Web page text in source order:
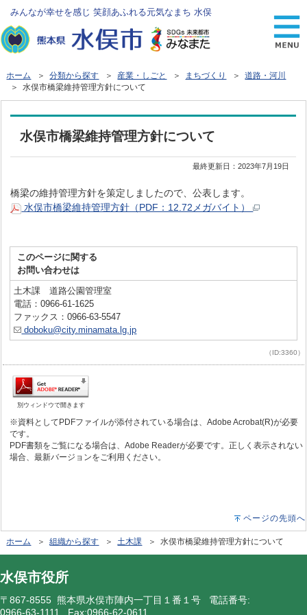
みんなが幸せを感じ 笑顔あふれる元気なまち 水俣
ホーム ＞分類から探す ＞ 産業・しごと ＞ まちづくり ＞道路・河川
＞ 水俣市橋梁維持管理方針について
水俣市橋梁維持管理方針について
最終更新日：2023年7月19日
橋梁の維持管理方針を策定しましたので、公表します。
水俣市橋梁維持管理方針（PDF：12.72メガバイト）
このページに関する
お問い合わせは
土木課 道路公園管理室
電話：0966-61-1625
ファックス：0966-63-5547
doboku@city.minamata.lg.jp
（ID:3360）
別ウィンドウで開きます
※資料としてPDFファイルが添付されている場合は、Adobe Acrobat(R)が必要
です。
PDF書類をご覧になる場合は、Adobe Readerが必要です。正しく表示されない
場合、最新バージョンをご利用ください。
ページの先頭へ
ホーム ＞組織から探す ＞土木課 ＞ 水俣市橋梁維持管理方針について
水俣市役所
〒867-8555 熊本県水俣市陣内一丁目１番１号 電話番号:
0966-63-1111
Fax:0966-62-0611